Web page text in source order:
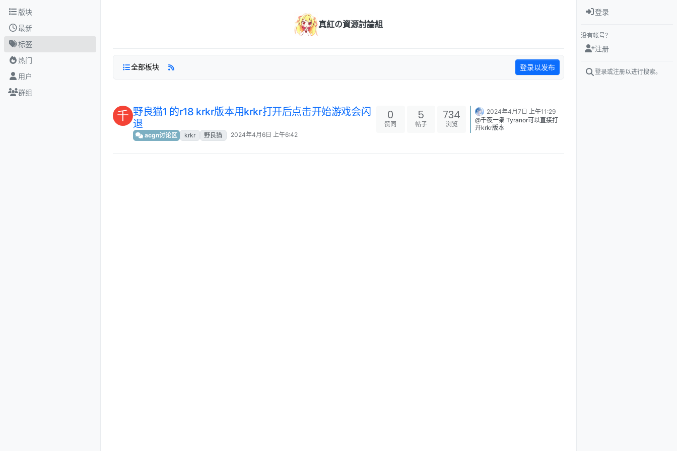
跳转至内容
版块
最新
标签
热门
用户
群组
真紅の資源討論組
全部板块 登录以发布
千 野良猫1 的r18 krkr版本用krkr打开后点击开始游戏会闪
退
acgn讨论区 krkr 野良猫 2024年4月6日 上午6:42
0
赞同
5
帖子
734
浏览
2024年4月7日 上午11:29
@千夜一枭 Tyranor可以直接打
开krkr版本
登录
没有帐号？
注册
登录或注册以进行搜索。